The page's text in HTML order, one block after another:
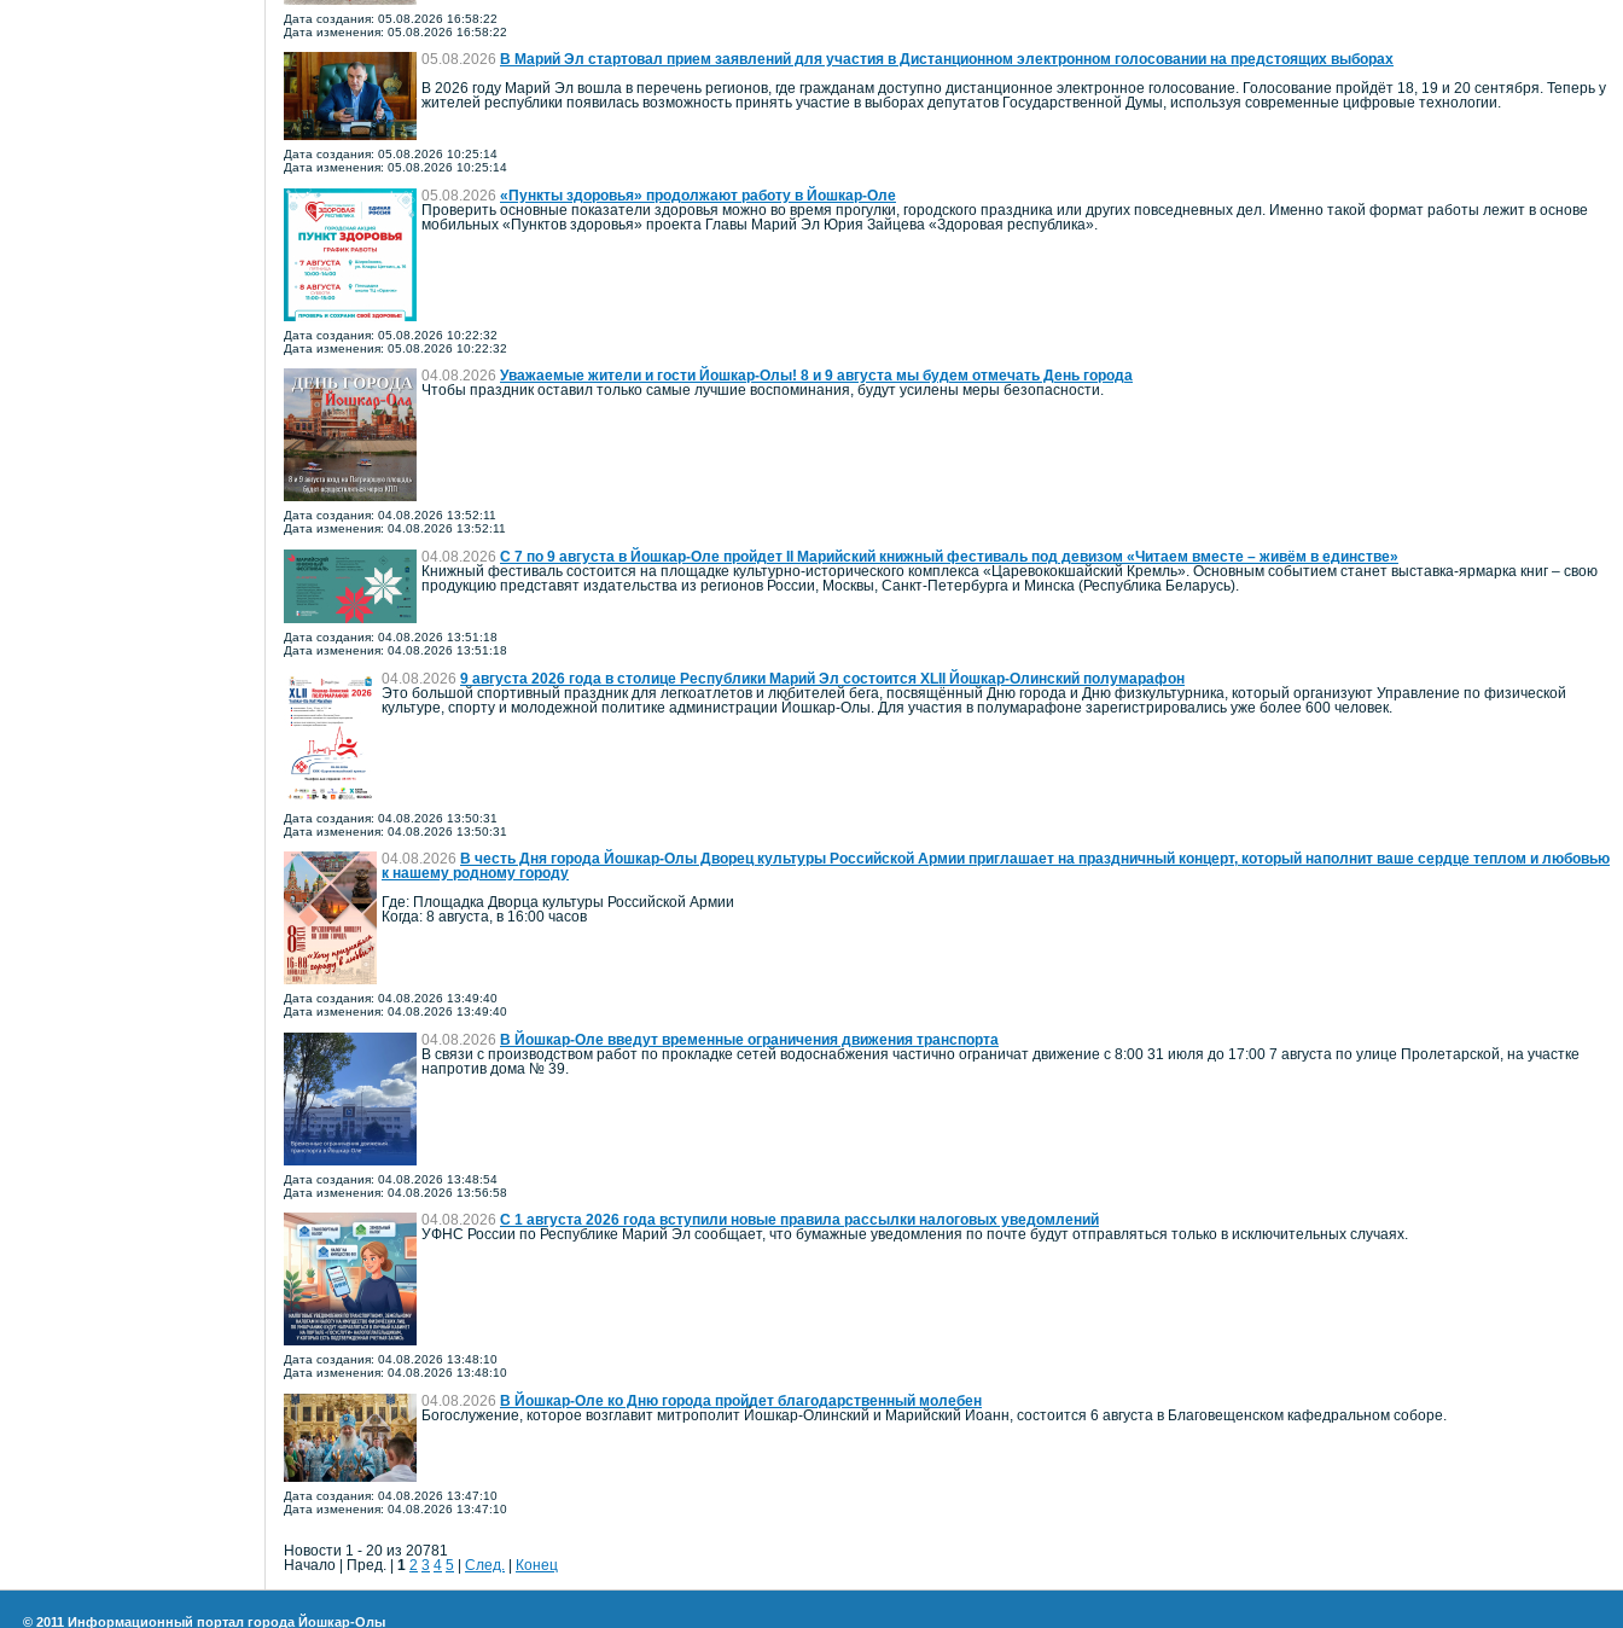
Дата создания: 05.08.2026 16:58:22
Дата изменения: 05.08.2026 16:58:22
05.08.2026 В Марий Эл стартовал прием заявлений для участия в Дистанционном электронном голосовании на предстоящих выборах
В 2026 году Марий Эл вошла в перечень регионов, где гражданам доступно дистанционное электронное голосование. Голосование пройдёт 18, 19 и 20 сентября. Теперь у
жителей республики появилась возможность принять участие в выборах депутатов Государственной Думы, используя современные цифровые технологии.
Дата создания: 05.08.2026 10:25:14
Дата изменения: 05.08.2026 10:25:14
05.08.2026 «Пункты здоровья» продолжают работу в Йошкар-Оле
Проверить основные показатели здоровья можно во время прогулки, городского праздника или других повседневных дел. Именно такой формат работы лежит в основе
мобильных «Пунктов здоровья» проекта Главы Марий Эл Юрия Зайцева «Здоровая республика».
Дата создания: 05.08.2026 10:22:32
Дата изменения: 05.08.2026 10:22:32
04.08.2026 Уважаемые жители и гости Йошкар-Олы! 8 и 9 августа мы будем отмечать День города
Чтобы праздник оставил только самые лучшие воспоминания, будут усилены меры безопасности.
Дата создания: 04.08.2026 13:52:11
Дата изменения: 04.08.2026 13:52:11
04.08.2026 С 7 по 9 августа в Йошкар-Оле пройдет II Марийский книжный фестиваль под девизом «Читаем вместе – живём в единстве»
Книжный фестиваль состоится на площадке культурно-исторического комплекса «Царевококшайский Кремль». Основным событием станет выставка-ярмарка книг – свою
продукцию представят издательства из регионов России, Москвы, Санкт-Петербурга и Минска (Республика Беларусь).
Дата создания: 04.08.2026 13:51:18
Дата изменения: 04.08.2026 13:51:18
04.08.2026 9 августа 2026 года в столице Республики Марий Эл состоится XLII Йошкар-Олинский полумарафон
Это большой спортивный праздник для легкоатлетов и любителей бега, посвящённый Дню города и Дню физкультурника, который организуют Управление по физической
культуре, спорту и молодежной политике администрации Йошкар-Олы. Для участия в полумарафоне зарегистрировались уже более 600 человек.
Дата создания: 04.08.2026 13:50:31
Дата изменения: 04.08.2026 13:50:31
04.08.2026 В честь Дня города Йошкар-Олы Дворец культуры Российской Армии приглашает на праздничный концерт, который наполнит ваше сердце теплом и любовью
к нашему родному городу
Где: Площадка Дворца культуры Российской Армии
Когда: 8 августа, в 16:00 часов
Дата создания: 04.08.2026 13:49:40
Дата изменения: 04.08.2026 13:49:40
04.08.2026 В Йошкар-Оле введут временные ограничения движения транспорта
В связи с производством работ по прокладке сетей водоснабжения частично ограничат движение с 8:00 31 июля до 17:00 7 августа по улице Пролетарской, на участке
напротив дома № 39.
Дата создания: 04.08.2026 13:48:54
Дата изменения: 04.08.2026 13:56:58
04.08.2026 С 1 августа 2026 года вступили новые правила рассылки налоговых уведомлений
УФНС России по Республике Марий Эл сообщает, что бумажные уведомления по почте будут отправляться только в исключительных случаях.
Дата создания: 04.08.2026 13:48:10
Дата изменения: 04.08.2026 13:48:10
04.08.2026 В Йошкар-Оле ко Дню города пройдет благодарственный молебен
Богослужение, которое возглавит митрополит Йошкар-Олинский и Марийский Иоанн, состоится 6 августа в Благовещенском кафедральном соборе.
Дата создания: 04.08.2026 13:47:10
Дата изменения: 04.08.2026 13:47:10
Новости 1 - 20 из 20781
Начало | Пред. | 1 2 3 4 5 След. Конец
© 2011 Информационный портал города Йошкар-Олы